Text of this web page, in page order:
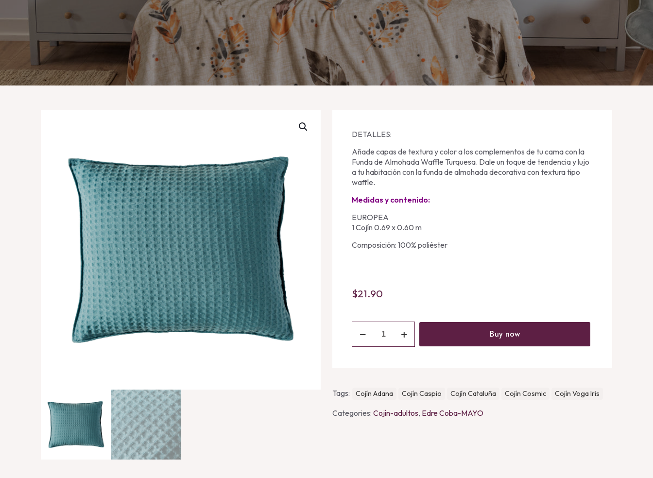
DETALLES:
Añade capas de textura y color a los complementos de tu cama con la
Funda de Almohada Waffle Turquesa. Dale un toque de tendencia y lujo
a tu habitación con la funda de almohada decorativa con textura tipo
waffle.
Medidas y contenido:
EUROPEA
1 Cojín 0.69 x 0.60 m
Composición: 100% poliéster
$21.90
Waffle
Turquesa
Buy now
Tags: Cojín Adana Cojín Caspio Cojín Cataluña Cojín Cosmic Cojín Voga Iris
Categories: Cojín-adultos, Edre Coba-MAYO